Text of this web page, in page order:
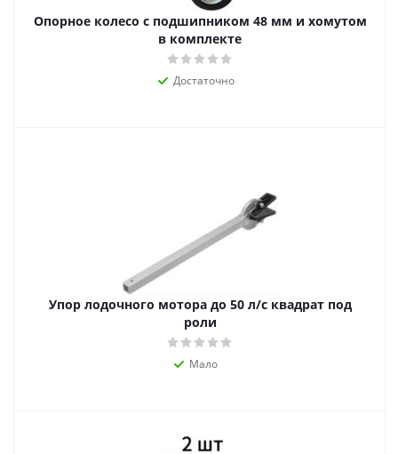
Опорное колесо с подшипником 48 мм и хомутом
в комплекте
Достаточно
Упор лодочного мотора до 50 л/с квадрат под
роли
Мало